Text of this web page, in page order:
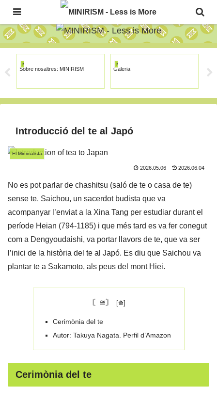
The Japanese Minimalism Art Movement!
MINIRISM
Sobre nosaltres: MINIRISM
MINIRISM
Galeria
Introducció del te al Japó
El Minimalista
2026.05.06 2026.06.04
No es pot parlar de chashitsu (saló de te o casa de te)
sense te. Saichou, un sacerdot budista que va
acompanyar l’enviat a la Xina Tang per estudiar durant el
període Heian (794-1185) i que més tard es va fer conegut
com a Dengyoudaishi, va portar llavors de te, que va ser
l’inici de la història del te al Japó. Es diu que Saichou va
plantar te a Sakamoto, als peus del mont Hiei.
〘≅〙
Cerimònia del te
Autor: Takuya Nagata. Perfil d’Amazon
Cerimònia del te